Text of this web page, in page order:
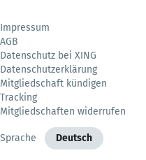
Impressum
AGB
Datenschutz bei XING
Datenschutzerklärung
Mitgliedschaft kündigen
Tracking
Mitgliedschaften widerrufen
Sprache Deutsch